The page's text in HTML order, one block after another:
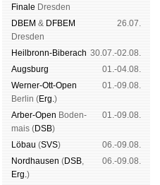
Finale Dres­den
DBEM & DFBEM
Dres­den
26.07.
Heil­bronn-Bi­ber­ach 30.07.-02.08.
Augs­burg
01.-04.08.
Werner-Ott-Open
Ber­lin (Erg.)
01.-09.08.
Arber-Open Boden­
mais (DSB)
01.-09.08.
Lö­bau (SVS)
06.-09.08.
Nord­hau­sen (DSB,
Erg.)
06.-09.08.